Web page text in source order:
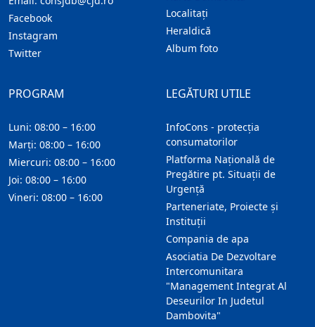
Facebook
Instagram
Twitter
Localitaţi
Heraldică
Album foto
LEGĂTURI UTILE
InfoCons - protecția
consumatorilor
Platforma Națională de
Pregătire pt. Situații de
Urgență
Parteneriate, Proiecte și
Instituții
Compania de apa
Asociatia De Dezvoltare
Intercomunitara
"Management Integrat Al
Deseurilor In Judetul
Dambovita"
PROGRAM
Luni: 08:00 – 16:00
Marți: 08:00 – 16:00
Miercuri: 08:00 – 16:00
Joi: 08:00 – 16:00
Vineri: 08:00 – 16:00